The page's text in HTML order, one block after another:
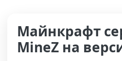
Майнкрафт
MineZ на